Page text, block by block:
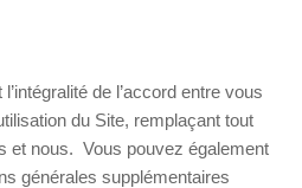
de l’accord entre vous
du Site, remplaçant tout
et nous. Vous pouvez également
générales supplémentaires